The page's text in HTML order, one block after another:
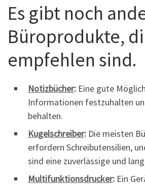
Es gibt noch
Büroprodukte,
empfehlen sind.
Notizbücher: Eine gute
Informationen festzuhalten
behalten.
Kugelschreiber: Die meisten
erfordern Schreibutensilien,
sind eine zuverlässige und
Multifunktionsdrucker: Ein